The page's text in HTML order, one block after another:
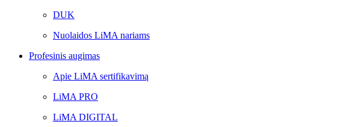
DUK
Nuolaidos LiMA nariams
Profesinis augimas
Apie LiMA sertifikavimą
LiMA PRO
LiMA DIGITAL